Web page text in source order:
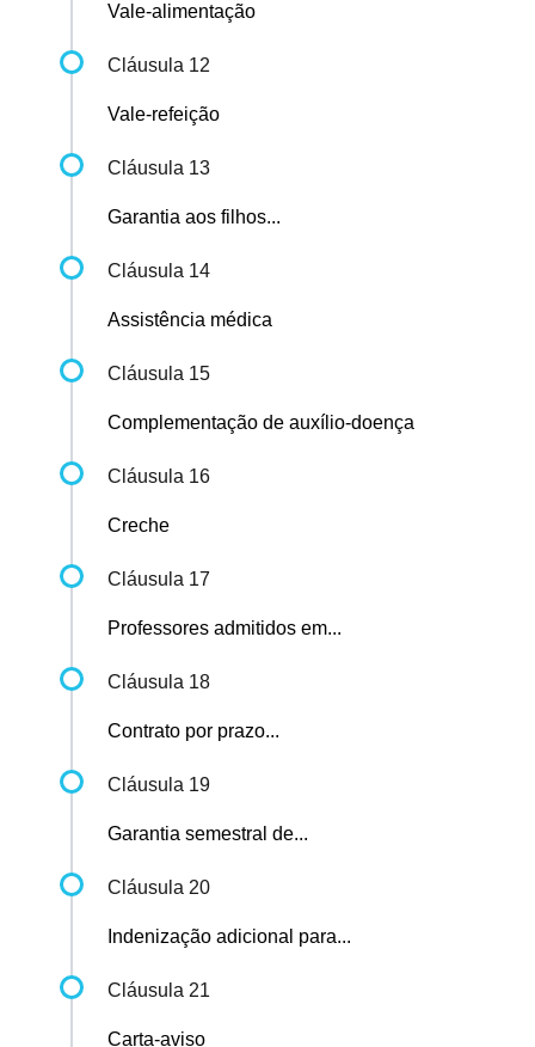
Vale-alimentação
Cláusula 12
Vale-refeição
Cláusula 13
Garantia aos filhos...
Cláusula 14
Assistência médica
Cláusula 15
Complementação de auxílio-doença
Cláusula 16
Creche
Cláusula 17
Professores admitidos em...
Cláusula 18
Contrato por prazo...
Cláusula 19
Garantia semestral de...
Cláusula 20
Indenização adicional para...
Cláusula 21
Carta-aviso